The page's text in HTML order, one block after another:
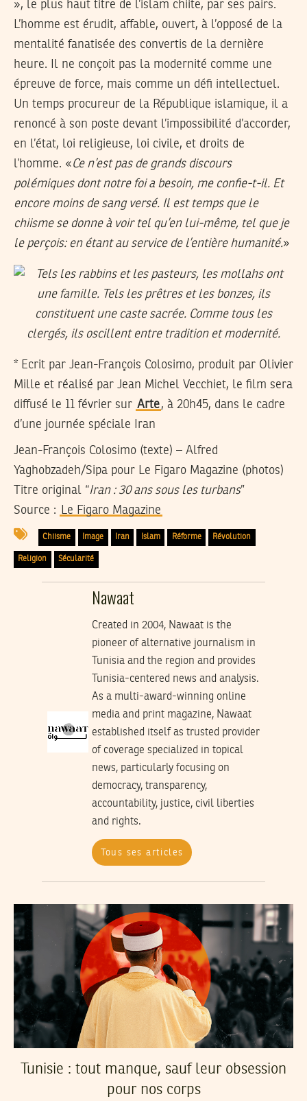
», le plus haut titre de l’islam chiite, par ses pairs.
L’homme est érudit, affable, ouvert, à l’opposé de la
mentalité fanatisée des convertis de la dernière
heure. Il ne conçoit pas la modernité comme une
épreuve de force, mais comme un défi intellectuel.
Un temps procureur de la République islamique, il a
renoncé à son poste devant l’impossibilité d’accorder,
en l’état, loi religieuse, loi civile, et droits de
l’homme. «Ce n’est pas de grands discours
polémiques dont notre foi a besoin, me confie-t-il. Et
encore moins de sang versé. Il est temps que le
chiisme se donne à voir tel qu’en lui-même, tel que je
le perçois: en étant au service de l’entière humanité.»
* Ecrit par Jean-François Colosimo, produit par Olivier
Mille et réalisé par Jean Michel Vecchiet, le film sera
diffusé le 11 février sur Arte, à 20h45, dans le cadre
d’une journée spéciale Iran
Jean-François Colosimo (texte) – Alfred
Yaghobzadeh/Sipa pour Le Figaro Magazine (photos)
Titre original “Iran : 30 ans sous les turbans”
Source :
Le Figaro Magazine
Chiisme Image Iran Islam Réforme Révolution
Religion Sécularité
Nawaat
Created in 2004, Nawaat is the
pioneer of alternative journalism in
Tunisia and the region and provides
Tunisia-centered news and analysis.
As a multi-award-winning online
media and print magazine, Nawaat
established itself as trusted provider
of coverage specialized in topical
news, particularly focusing on
democracy, transparency,
accountability, justice, civil liberties
and rights.
Tous ses articles
Tunisie : tout manque, sauf leur obsession
pour nos corps